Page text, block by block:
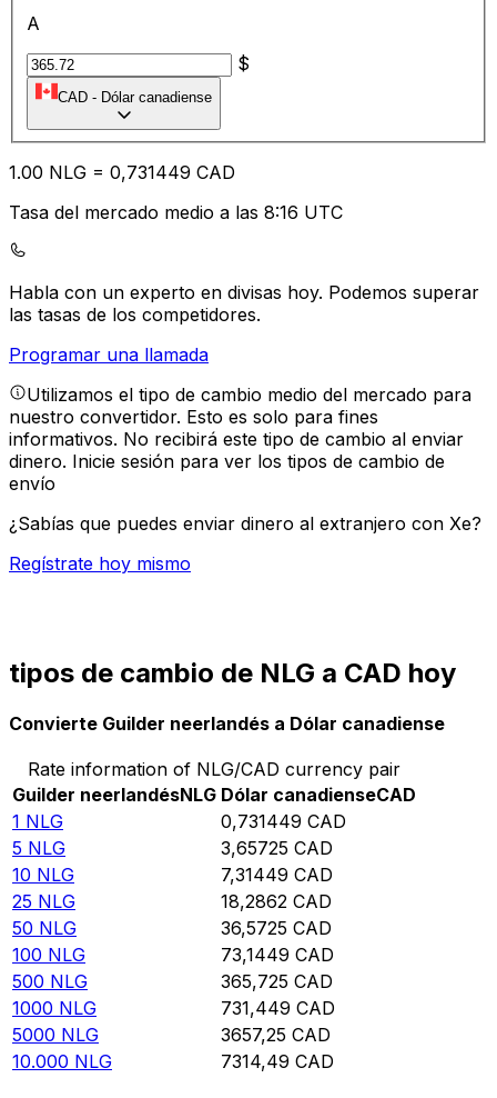
A
$
CAD - Dólar canadiense
1.00 NLG = 0,731449 CAD
Tasa del mercado medio a las 8:16 UTC
Habla con un experto en divisas hoy. Podemos superar
las tasas de los competidores.
Programar una llamada
Utilizamos el tipo de cambio medio del mercado para
nuestro convertidor. Esto es solo para fines
informativos. No recibirá este tipo de cambio al enviar
dinero. Inicie sesión para ver los tipos de cambio de
envío
¿Sabías que puedes enviar dinero al extranjero con Xe?
Regístrate hoy mismo
tipos de cambio de NLG a CAD hoy
Convierte Guilder neerlandés a Dólar canadiense
Rate information of NLG/CAD currency pair
Guilder neerlandésNLG Dólar canadienseCAD
1 NLG 0,731449 CAD
5 NLG 3,65725 CAD
10 NLG 7,31449 CAD
25 NLG 18,2862 CAD
50 NLG 36,5725 CAD
100 NLG 73,1449 CAD
500 NLG 365,725 CAD
1000 NLG 731,449 CAD
5000 NLG 3657,25 CAD
10.000 NLG 7314,49 CAD